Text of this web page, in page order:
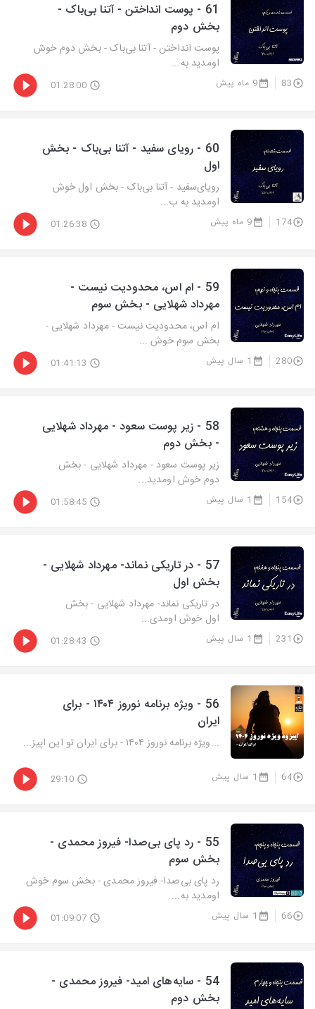
61 - پوست انداختن - آتنا بی‌باک -
بخش دوم
پوست انداختن - آتنا بی‌باک - بخش دوم خوش
اومدید به...
83 9 ماه پیش 01:28:00
60 - رویای سفید - آتنا بی‌باک - بخش
اول
رویای‌سفید - آتنا بی‌باک - بخش اول خوش
اومدید به ب...
174 9 ماه پیش 01:26:38
59 - ام اس، محدودیت نیست -
مهرداد شهلایی - بخش سوم
ام اس، محدودیت نیست - مهرداد شهلایی -
بخش سوم خوش ...
280 1 سال پیش 01:41:13
58 - زیر پوست سعود - مهرداد شهلایی
- بخش دوم
زیر پوست سعود - مهرداد شهلایی - بخش
دوم خوش اومدید...
154 1 سال پیش 01:58:45
57 - در تاریکی نماند- مهرداد شهلایی -
بخش اول
در تاریکی نماند- مهرداد شهلایی - بخش
اول خوش اومدی...
231 1 سال پیش 01:28:43
56 - ویژه برنامه نوروز ۱۴۰۴ - برای
ایران
...ویژه برنامه نوروز ۱۴۰۴ - برای ایران تو این اپیز...
64 1 سال پیش 29:10
55 - رد پای بی‌صدا- فیروز محمدی -
بخش سوم
رد پای بی‌صدا- فیروز محمدی - بخش سوم خوش
اومدید به...
66 1 سال پیش 01:09:07
54 - سایه‌های امید- فیروز محمدی -
بخش دوم